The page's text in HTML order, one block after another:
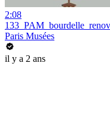
2:08
Paris Musées
il y a 2 ans